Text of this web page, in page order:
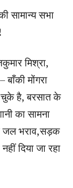
सामान्य सभा
मिश्रा,
मोंगरा
चुके है, बरसात के
का सामना
जल भराव,सड़क
दिया जा रहा